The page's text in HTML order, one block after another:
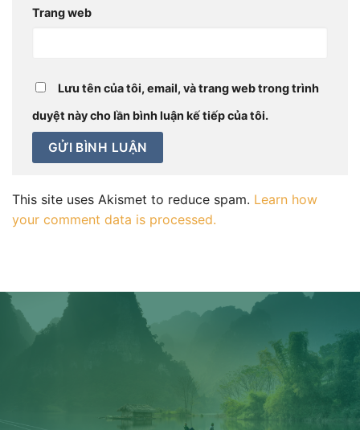
Trang web
Lưu tên của tôi, email, và trang web trong trình
duyệt này cho lần bình luận kế tiếp của tôi.
This site uses Akismet to reduce spam. Learn how
your comment data is processed.